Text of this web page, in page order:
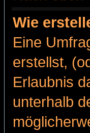
Wie
Eine
erstellst,
Erlaubnis
unterhalb